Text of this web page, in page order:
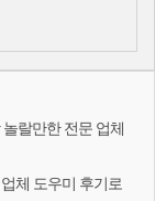
랄만한 전문 업체
체 도우미 후기로